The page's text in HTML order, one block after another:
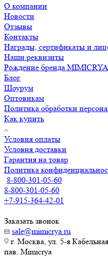
О компании
Новости
Отзывы
Контакты
Награды, сертификаты и
Наши реквизиты
Рождение бренда MIMICRYA
Блог
Шоурум
Оптовикам
Политика обработки
Как купить
Условия оплаты
Условия доставки
Гарантия на товар
Политика
8-800-301-05-60
8-800-301-05-60
+7-915-364-42-01
Заказать звонок
sale@mimicrya.ru
г. Москва, ул. 5-я
пав. Mimicrya